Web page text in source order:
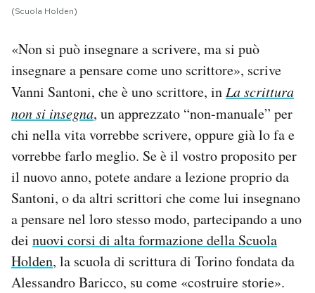
CALENDARIO
AREA PERSONALE
Area Personale
Notifiche mobile
Regala il Post
Hai bisogno di aiuto?
Esci
(Scuola Holden)
«Non si può insegnare a scrivere, ma si può
insegnare a pensare come uno scrittore», scrive
Vanni Santoni, che è uno scrittore, inLa scrittura
non si insegna, un apprezzato “non-manuale” per
chi nella vita vorrebbe scrivere, oppure già lo fa e
vorrebbe farlo meglio. Se è il vostro proposito per
il nuovo anno, potete andare a lezione proprio da
Santoni, o da altri scrittori che come lui insegnano
a pensare nel loro stesso modo, partecipando a uno
dei nuovi corsi di alta formazione della Scuola
Holden, la scuola di scrittura di Torino fondata da
Alessandro Baricco, su come «costruire storie».